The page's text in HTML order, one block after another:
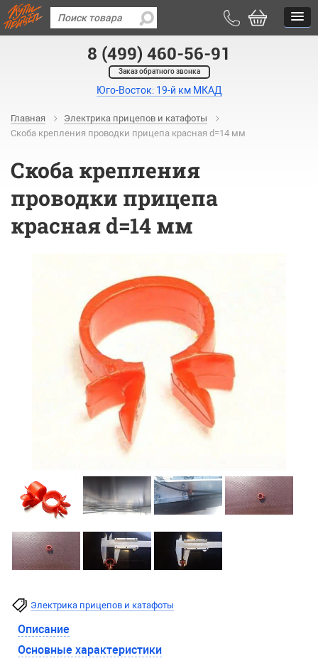
8 (499) 460-56-91
Заказ обратного звонка
Юго-Восток: 19-й км МКАД
Главная
Электрика прицепов и катафоты
Скоба крепления проводки прицепа красная d=14 мм
Скоба крепления
проводки прицепа
красная d=14 мм
Электрика прицепов и катафоты
Описание
Основные характеристики